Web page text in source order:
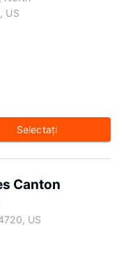
US
Selectaţi
Canton
US